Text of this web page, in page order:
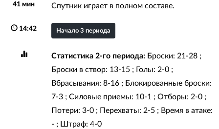
41 мин Спутник играет в полном составе.
14:42 Начало 3 периода
Статистика 2-го периода:Броски: 21-28 ;
Броски в створ: 13-15 ; Голы: 2-0 ;
Вбрасывания: 8-16 ; Блокированные броски:
7-3 ; Силовые приемы: 10-1 ; Отборы: 2-0 ;
Потери: 3-0 ; Перехваты: 2-5 ; Время в атаке:
- ; Штраф: 4-0